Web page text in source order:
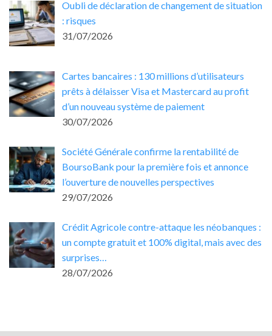
Oubli de déclaration de changement de situation
: risques
31/07/2026
Cartes bancaires : 130 millions d’utilisateurs
prêts à délaisser Visa et Mastercard au profit
d’un nouveau système de paiement
30/07/2026
Société Générale confirme la rentabilité de
BoursoBank pour la première fois et annonce
l’ouverture de nouvelles perspectives
29/07/2026
Crédit Agricole contre-attaque les néobanques :
un compte gratuit et 100% digital, mais avec des
surprises…
28/07/2026